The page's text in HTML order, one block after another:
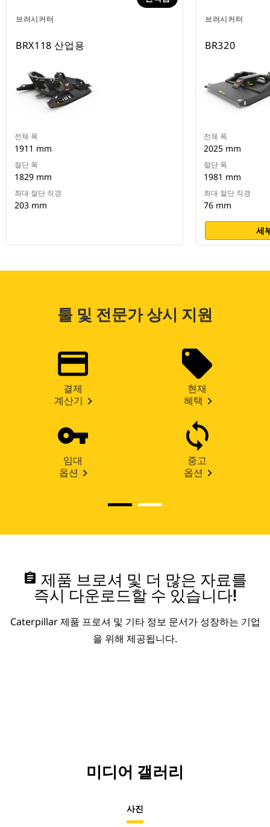
브러시커터
BRX118 산업용
전체 폭
1911 mm
절단 폭
1829 mm
최대 절단 직경
203 mm
브러시커터
BR320
전체 폭
2025 mm
절단 폭
1981 mm
최대 절단 직경
76 mm
세
툴 및 전문가 상시 지원
결제
계산기
현재
혜택
임대
옵션
중고
옵션
assignment 제품 브로셔 및 더 많은 자료를
즉시 다운로드할 수 있습니다!
Caterpillar 제품 프로셔 및 기타 정보 문서가 성장하는 기업
을 위해 제공됩니다.
미디어 갤러리
사진